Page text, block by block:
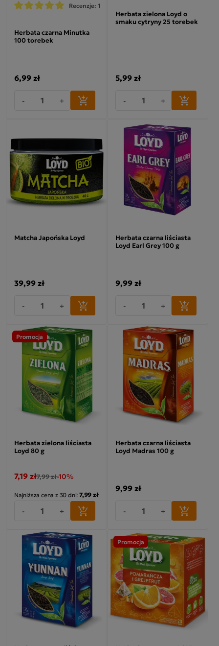
Recenzje: 1
Herbata czarna Minutka
100 torebek
6,99 zł
- +
Herbata zielona Loyd o
smaku cytryny 25 torebek
5,99 zł
- +
Matcha Japońska Loyd
39,99 zł
- +
Herbata czarna liściasta
Loyd Earl Grey 100 g
9,99 zł
- +
Promocja
Herbata zielona liściasta
Loyd 80 g
7,19 zł7,99 zł-10%
Najniższa cena z 30 dni:7,99 zł
- +
Herbata czarna liściasta
Loyd Madras 100 g
9,99 zł
- +
Promocja